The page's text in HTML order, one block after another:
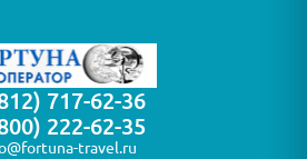
717-62-36
222-62-35
travel.ru